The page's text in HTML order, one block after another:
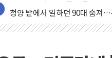
청양 밭에서 일하던 90대 숨져
폭염에 車 운전면허 기능시험
'호우 특보' 경북 울진 시간당